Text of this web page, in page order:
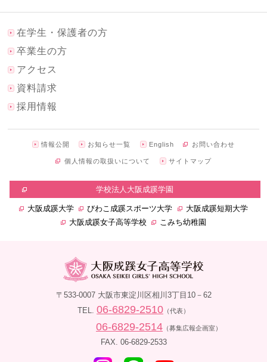
在学生・保護者の方
卒業生の方
アクセス
資料請求
採用情報
情報公開 お知らせ一覧 English お問い合わせ
個人情報の取扱いについて サイトマップ
学校法人大阪成蹊学園
大阪成蹊大学 びわこ成蹊スポーツ大学
大阪成蹊短期大学
大阪成蹊女子高等学校
こみち幼稚園
〒533-0007 大阪市東淀川区相川3丁目10－62
TEL. 06-6829-2510 （代表）
06-6829-2514 （募集広報企画室）
FAX. 06-6829-2533